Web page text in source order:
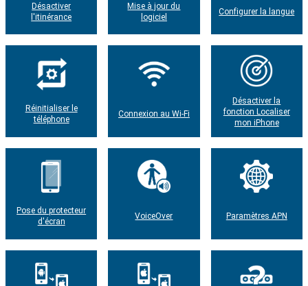
Désactiver
l'itinérance
Mise à jour du
logiciel
Configurer la langue
Réinitialiser le
téléphone
Connexion au Wi-Fi
Désactiver la
fonction Localiser
mon iPhone
Pose du protecteur
d'écran
VoiceOver Paramètres APN